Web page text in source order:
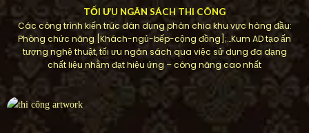
TỐI ƯU NGÂN SÁCH THI CÔNG
Các công trình kiến ​​trúc dân dụng phân chia khu vực hàng đầu:
Phòng chức năng [Khách-ngủ-bếp-cộng đồng];…Kum AD tạo ấn
tượng nghệ thuật, tối ưu ngân sách qua việc sử dụng đa dạng
chất liệu nhằm đạt hiệu ứng – công năng cao nhất